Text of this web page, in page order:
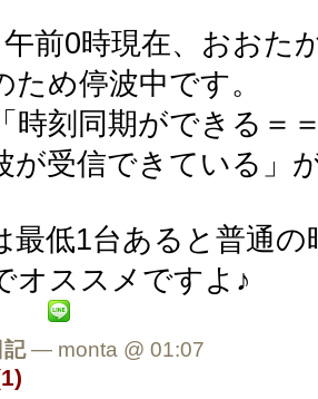
前0時現在、おおた
ため停波中です。
時刻同期ができる＝
が受信できている」
最低1台あると普通
オススメですよ♪
記— monta @ 01:07